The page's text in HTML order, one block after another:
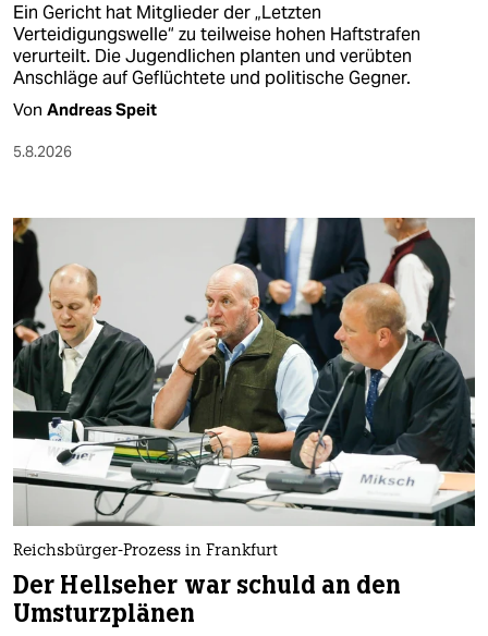
Ein Gericht hat Mitglieder der „Letzten
Verteidigungswelle“ zu teilweise hohen Haftstrafen
verurteilt. Die Jugendlichen planten und verübten
Anschläge auf Geflüchtete und politische Gegner.
Von Andreas Speit
5.8.2026
Reichsbürger-Prozess in Frankfurt
Der Hellseher war schuld an den
Umsturzplänen